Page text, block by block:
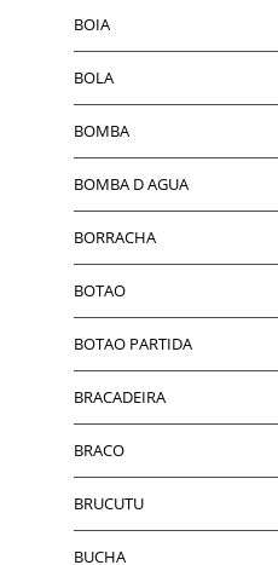
BOIA
BOLA
BOMBA
BOMBA D AGUA
BORRACHA
BOTAO
BOTAO PARTIDA
BRACADEIRA
BRACO
BRUCUTU
BUCHA